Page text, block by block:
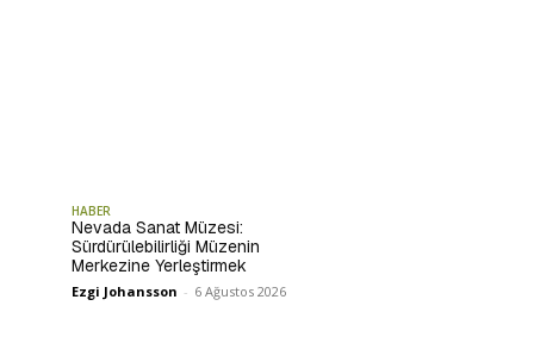
HABER
Nevada Sanat Müzesi:
Sürdürülebilirliği Müzenin
Merkezine Yerleştirmek
Ezgi Johansson - 6 Ağustos 2026